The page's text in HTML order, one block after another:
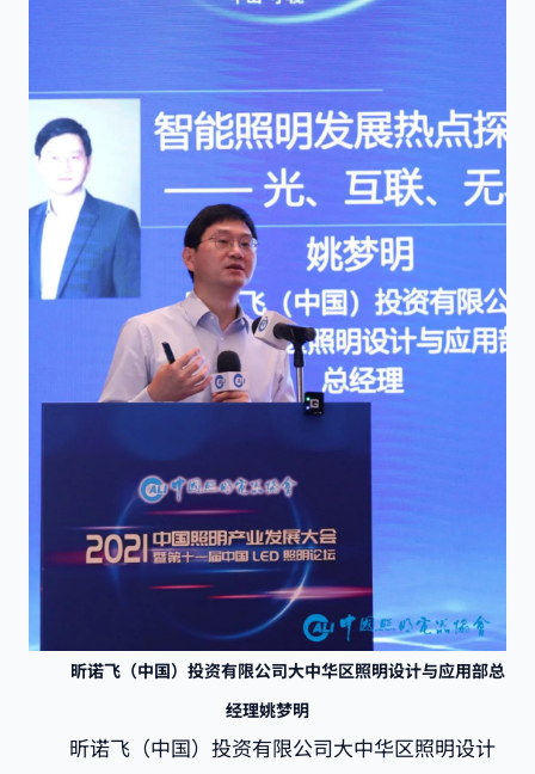
昕诺飞（中国）投资有限公司大中华区照明设计与应用部总
经理姚梦明
昕诺飞（中国）投资有限公司大中华区照明设计